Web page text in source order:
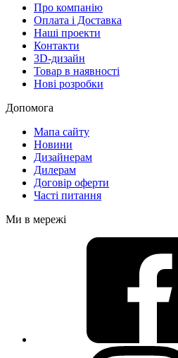
Про компанію
Оплата і Доставка
Наші проекти
Контакти
3D-дизайн
Товар в наявності
Нові розробки
Допомога
Мапа сайту
Новини
Дизайнерам
Дилерам
Договір оферти
Часті питання
Ми в мережі